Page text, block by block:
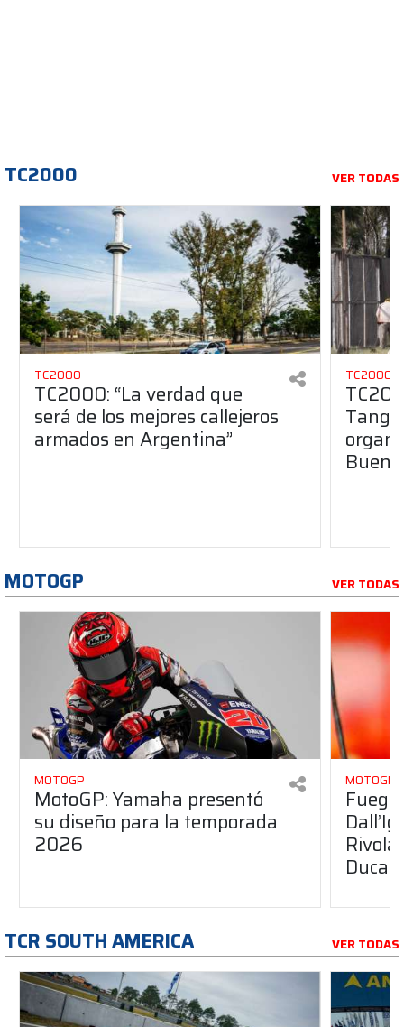
TC2000 VER TODAS
TC2000
TC2000: “La verdad que
será de los mejores callejeros
armados en Argentina”
TC2000
MOTOGP VER TODAS
MOTOGP
MotoGP: Yamaha presentó
su diseño para la temporada
2026
MOTOGP
Ducati
TCR SOUTH AMERICA VER TODAS